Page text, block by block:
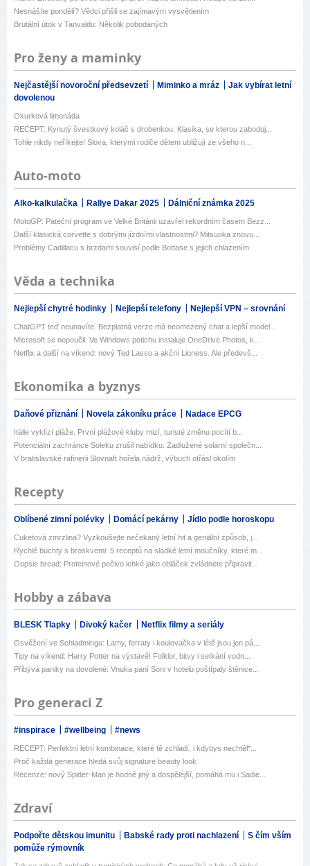
Nesnášíte pondělí? Vědci přišli se zajímavým vysvětlením
Brutální útok v Tanvaldu: Několik pobodaných
Pro ženy a maminky
Nejčastější novoroční předsevzetí Miminko a mráz
Jak vybírat letní
dovolenou
Okurková limonáda
RECEPT: Kynutý švestkový koláč s drobenkou. Klasika, se kterou zaboduj...
Tohle nikdy neříkejte! Slova, kterými rodiče dětem ubližují ze všeho n...
Auto-moto
Alko-kalkulačka Rallye Dakar 2025 Dálniční známka 2025
MotoGP: Páteční program ve Velké Británii uzavřel rekordním časem Bezz...
Další klasická corvette s dobrými jízdními vlastnostmi? Mitsuoka znovu...
Problémy Cadillacu s brzdami souvisí podle Bottase s jejich chlazením
Věda a technika
Nejlepší chytré hodinky Nejlepší telefony Nejlepší VPN – srovnání
ChatGPT teď neunavíte. Bezplatná verze má neomezený chat a lepší model...
Microsoft se nepoučil. Ve Windows potichu instaluje OneDrive Photos, k...
Netflix a další na víkend: nový Ted Lasso a akční Lioness. Ale předevš...
Ekonomika a byznys
Daňové přiznání Novela zákoníku práce Nadace EPCG
Itálie vyklízí pláže. První plážové kluby mizí, turisté změnu pocítí b...
Potenciální zachránce Soleku zrušil nabídku. Zadlužené solární společn...
V bratislavské rafinerii Slovnaft hořela nádrž, výbuch otřásl okolím
Recepty
Oblíbené zimní polévky Domácí pekárny Jídlo podle horoskopu
Cuketová zmrzlina? Vyzkoušejte nečekaný letní hit a geniální způsob, j...
Rychlé buchty s broskvemi: 5 receptů na sladké letní moučníky, které m...
Oopsie bread: Proteinové pečivo lehké jako obláček zvládnete připravit...
Hobby a zábava
BLESK Tlapky Divoký kačer Netflix filmy a seriály
Osvěžení ve Schladmingu: Lamy, ferraty i koulovačka v létě jsou jen pá...
Tipy na víkend: Harry Potter na výstavě! Folklor, bitvy i setkání vodn...
Přibývá paniky na dovolené: Vnuka paní Soni v hotelu poštípaly štěnice...
Pro generaci Z
#inspirace #wellbeing #news
RECEPT: Perfektní letní kombinace, které tě zchladí, i kdybys nechtěl*...
Proč každá generace hledá svůj signature beauty look
Recenze: nový Spider-Man je hodně jiný a dospělejší, pomáhá mu i Sadie...
Zdraví
Podpořte dětskou imunitu Babské rady proti nachlazení
S čím vším
pomůže rýmovník